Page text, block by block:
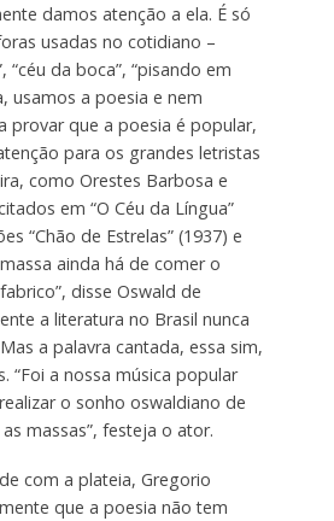
damos atenção a ela. É só
usadas no cotidiano –
“céu da boca”, “pisando em
usamos a poesia e nem
provar que a poesia é popular,
para os grandes letristas
como Orestes Barbosa e
em “O Céu da Língua”
“Chão de Estrelas” (1937) e
massa ainda há de comer o
disse Oswald de
a literatura no Brasil nunca
a palavra cantada, essa sim,
“Foi a nossa música popular
o sonho oswaldiano de
massas”, festeja o ator.
com a plateia, Gregorio
que a poesia não tem